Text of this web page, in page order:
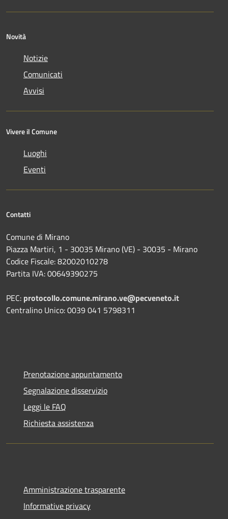
Novità
Notizie
Comunicati
Avvisi
Vivere il Comune
Luoghi
Eventi
Contatti
Comune di Mirano
Piazza Martiri, 1 - 30035 Mirano (VE) - 30035 - Mirano
Codice Fiscale: 82002010278
Partita IVA: 00649390275
PEC: protocollo.comune.mirano.ve@pecveneto.it
Centralino Unico: 0039 041 5798311
Prenotazione appuntamento
Segnalazione disservizio
Leggi le FAQ
Richiesta assistenza
Amministrazione trasparente
Informative privacy